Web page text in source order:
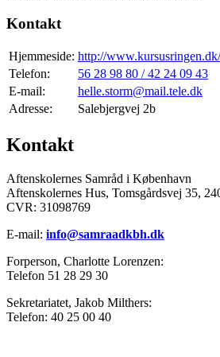
Kontakt
Hjemmeside: http://www.kursusringen.dk/
Telefon:
56 28 98 80 / 42 24 09 43
E-mail:
helle.storm@mail.tele.dk
Adresse:
Salebjergvej 2b
Kontakt
Aftenskolernes Samråd i København
Aftenskolernes Hus, Tomsgårdsvej 35,
CVR: 31098769
E-mail: info@samraadkbh.dk
Forperson, Charlotte Lorenzen:
Telefon 51 28 29 30
Sekretariatet, Jakob Milthers:
Telefon: 40 25 00 40